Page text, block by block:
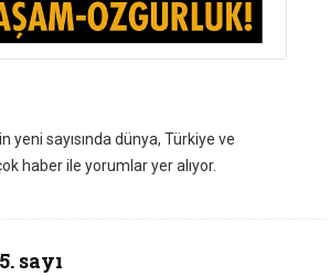
yeni sayısında dünya, Türkiye ve
haber ile yorumlar yer alıyor.
sayı